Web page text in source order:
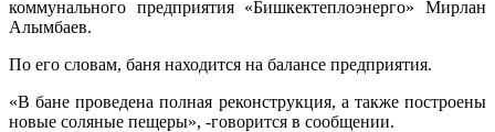
коммунального предприятия «Бишкектеплоэнерго» Мирлан
Алымбаев.
По его словам, баня находится на балансе предприятия.
«В бане проведена полная реконструкция, а также построены
новые соляные пещеры», -говорится в сообщении.